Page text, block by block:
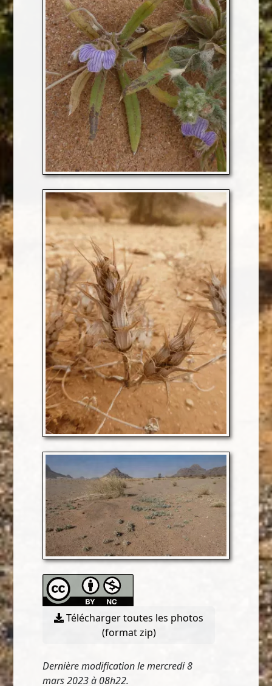
Télécharger toutes les photos
(format zip)
Dernière modification le mercredi 8
mars 2023 à 08h22.